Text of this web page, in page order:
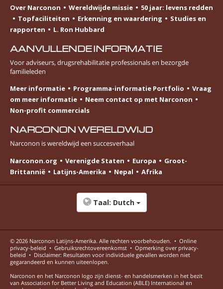
Over Narconon
Wereldwijde missie
50 jaar: levens redden
Topfaciliteiten
Erkenning en waardering
Studies en
rapporten
L. Ron Hubbard
AANVULLENDE INFORMATIE
Voor adviseurs, drugsrehabilitatie professionals en bezorgde
familieleden
Meer informatie
Programma-informatie Portfolio
Vraag
om meer informatie
Neem contact op met Narconon
Non-profit commercials
NARCONON WERELDWIJD
Narconon is wereldwijd een succesverhaal
Narconon.org
Verenigde Staten Europa
Groot-
Brittannië
Latijns-Amerika Nepal Afrika
Taal: Dutch
© 2026 Narconon Latijns-Amerika. Alle rechten voorbehouden. • Online
privacy-beleid • Gebruiksrechtovereenkomst • Opmerking over privacy-
beleid • Disclaimer: Resultaten voor individuele gevallen worden niet
gegarandeerd en kunnen uiteenlopen.
Narconon en het Narconon logo zijn dienst- en handelsmerken in het bezit
van Association for Better Living and Education (ABLE) International en